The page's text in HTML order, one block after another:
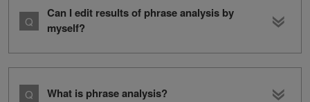
Can I edit results of phrase analysis by
myself?
What is phrase analysis?